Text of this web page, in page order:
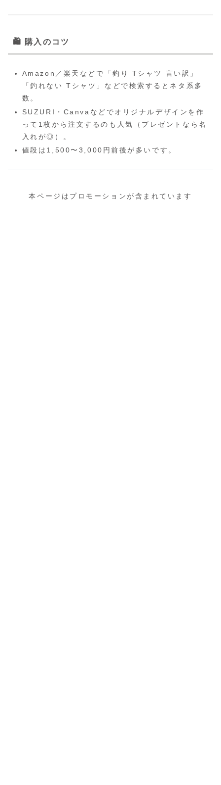
🛍️ 購入のコツ
Amazon／楽天などで「釣り Tシャツ 言い訳」
「釣れない Tシャツ」などで検索するとネタ系多
数。
SUZURI・Canvaなどでオリジナルデザインを作
って1枚から注文するのも人気（プレゼントなら名
入れが◎）。
値段は1,500〜3,000円前後が多いです。
本ページはプロモーションが含まれています